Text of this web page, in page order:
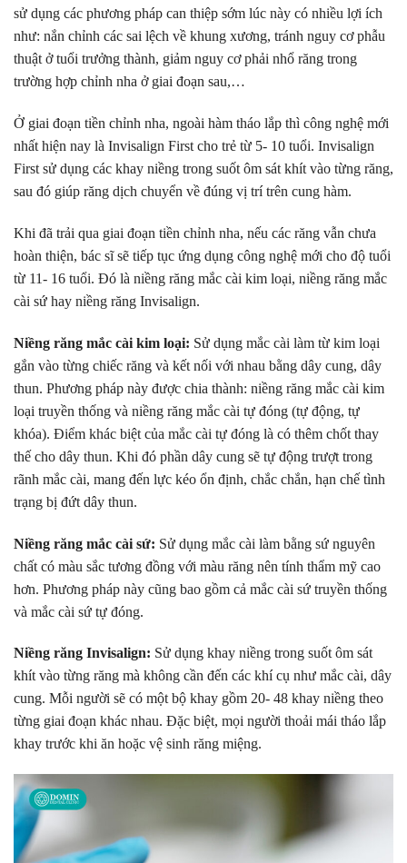
sử dụng các phương pháp can thiệp sớm lúc này có nhiều lợi ích
như: nắn chỉnh các sai lệch về khung xương, tránh nguy cơ phẫu
thuật ở tuổi trưởng thành, giảm nguy cơ phải nhổ răng trong
trường hợp chỉnh nha ở giai đoạn sau,…
Ở giai đoạn tiền chỉnh nha, ngoài hàm tháo lắp thì công nghệ mới
nhất hiện nay là Invisalign First cho trẻ từ 5- 10 tuổi. Invisalign
First sử dụng các khay niềng trong suốt ôm sát khít vào từng răng,
sau đó giúp răng dịch chuyển về đúng vị trí trên cung hàm.
Khi đã trải qua giai đoạn tiền chỉnh nha, nếu các răng vẫn chưa
hoàn thiện, bác sĩ sẽ tiếp tục ứng dụng công nghệ mới cho độ tuổi
từ 11- 16 tuổi. Đó là niềng răng mắc cài kim loại, niềng răng mắc
cài sứ hay niềng răng Invisalign.
Niềng răng mắc cài kim loại: Sử dụng mắc cài làm từ kim loại
gắn vào từng chiếc răng và kết nối với nhau bằng dây cung, dây
thun. Phương pháp này được chia thành: niềng răng mắc cài kim
loại truyền thống và niềng răng mắc cài tự đóng (tự động, tự
khóa). Điểm khác biệt của mắc cài tự đóng là có thêm chốt thay
thế cho dây thun. Khi đó phần dây cung sẽ tự động trượt trong
rãnh mắc cài, mang đến lực kéo ổn định, chắc chắn, hạn chế tình
trạng bị đứt dây thun.
Niềng răng mắc cài sứ: Sử dụng mắc cài làm bằng sứ nguyên
chất có màu sắc tương đồng với màu răng nên tính thẩm mỹ cao
hơn. Phương pháp này cũng bao gồm cả mắc cài sứ truyền thống
và mắc cài sứ tự đóng.
Niềng răng Invisalign: Sử dụng khay niềng trong suốt ôm sát
khít vào từng răng mà không cần đến các khí cụ như mắc cài, dây
cung. Mỗi người sẽ có một bộ khay gồm 20- 48 khay niềng theo
từng giai đoạn khác nhau. Đặc biệt, mọi người thoải mái tháo lắp
khay trước khi ăn hoặc vệ sinh răng miệng.